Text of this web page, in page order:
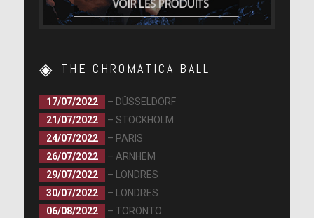
THE CHROMATICA BALL
17/07/2022
– DÜSSELDORF
21/07/2022
– STOCKHOLM
24/07/2022
– PARIS
26/07/2022
– ARNHEM
29/07/2022
– LONDRES
30/07/2022
– LONDRES
06/08/2022
– TORONTO